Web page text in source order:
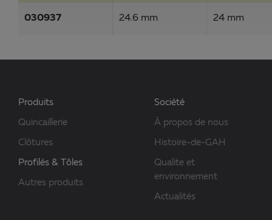
030937 24.6 mm 24 mm
Produits
Quincaillerie
Clôtures
Profilés & Tôles
Autres produits
Société
À propos de nous
Histoire-de-GAH
Qualite et
environnement
Actualités